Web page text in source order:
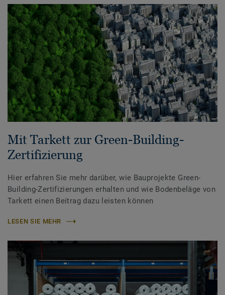
Mit Tarkett zur Green-Building-
Zertifizierung
Hier erfahren Sie mehr darüber, wie Bauprojekte Green-
Building-Zertifizierungen erhalten und wie Bodenbeläge von
Tarkett einen Beitrag dazu leisten können
LESEN SIE MEHR